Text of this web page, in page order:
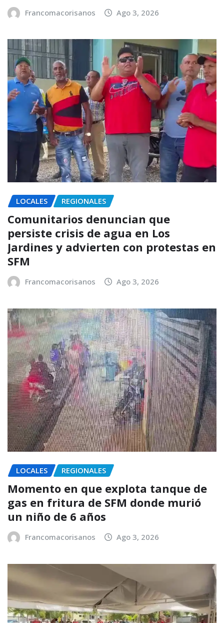
Francomacorisanos Ago 3, 2026
LOCALES REGIONALES
Comunitarios denuncian que
persiste crisis de agua en Los
Jardines y advierten con protestas en
SFM
Francomacorisanos Ago 3, 2026
LOCALES REGIONALES
Momento en que explota tanque de
gas en fritura de SFM donde murió
un niño de 6 años
Francomacorisanos Ago 3, 2026